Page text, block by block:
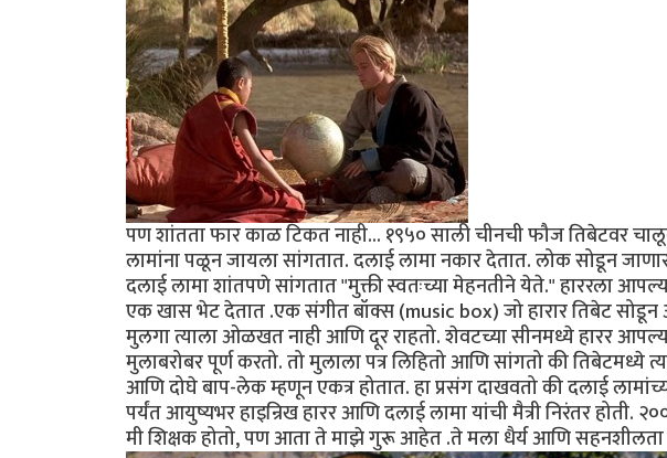
पण शांतता फार काळ टिकत नाही... १९५० साली चीनची फौज तिबेटवर
लामांना पळून जायला सांगतात. दलाई लामा नकार देतात. लोक सोडून
दलाई लामा शांतपणे सांगतात "मुक्ती स्वतःच्या मेहनतीने येते." हाररला
एक खास भेट देतात .एक संगीत बॉक्स (music box) जो हारार तिबेट सोडून
मुलगा त्याला ओळखत नाही आणि दूर राहतो. शेवटच्या सीनमध्ये हारर
मुलाबरोबर पूर्ण करतो. तो मुलाला पत्र लिहितो आणि सांगतो की
आणि दोघे बाप-लेक म्हणून एकत्र होतात. हा प्रसंग दाखवतो की दलाई
पर्यंत आयुष्यभर हाइन्रिख हारर आणि दलाई लामा यांची मैत्री निरंतर होती.
मी शिक्षक होतो, पण आता ते माझे गुरू आहेत .ते मला धैर्य आणि